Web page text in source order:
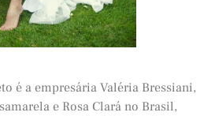
é a empresária Valéria Bressiani,
e Rosa Clará no Brasil,